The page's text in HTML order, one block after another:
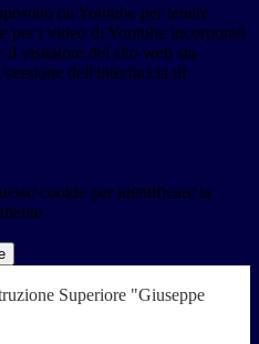
da Youtube per tenere
per i video di Youtube incorporati
il visitatore del sito web sta
dell'interfaccia di
cookie per identificare la
Superiore "Giuseppe